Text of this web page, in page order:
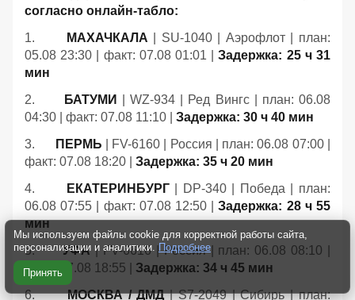
согласно онлайн-табло:
1.
МАХАЧКАЛА | SU-1040 | Аэрофлот | план:
05.08 23:30 | факт: 07.08 01:01 |Задержка: 25 ч 31
мин
2.
БАТУМИ
| WZ-934 | Ред Вингс | план: 06.08
04:30 | факт: 07.08 11:10 | Задержка: 30 ч 40 мин
3.
ПЕРМЬ | FV-6160 | Россия | план: 06.08 07:00 |
факт: 07.08 18:20 | Задержка: 35 ч 20 мин
4.
ЕКАТЕРИНБУРГ| DP-340 | Победа | план:
06.08 07:55 | факт: 07.08 12:50 |Задержка: 28 ч 55
мин
5.УФА| FV-6616 | Россия | план: 06.08 08:10 |
факт: 07.08 18:55 | Задержка: 34 ч 45 мин
6.МОСКВА / ДМД| S7-2049 | Сибирь | план:
Мы используем файлы cookie для корректной работы сайта,
персонализации и аналитики. Подробнее
Принять